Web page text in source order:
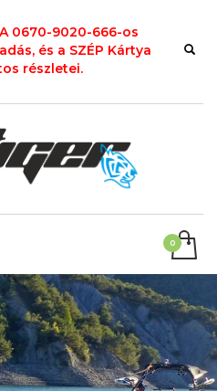
A 0670-9020-666-os
és a SZÉP Kártya
részletei.